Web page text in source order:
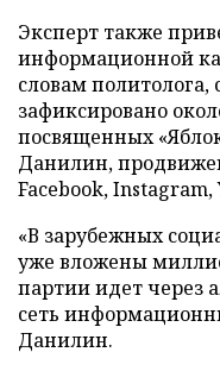
Эксперт также
информационной
словам политолога,
зафиксировано
посвященных
Данилин,
Facebook,
«В зарубежных
уже вложены
партии идет через
сеть
Данилин.